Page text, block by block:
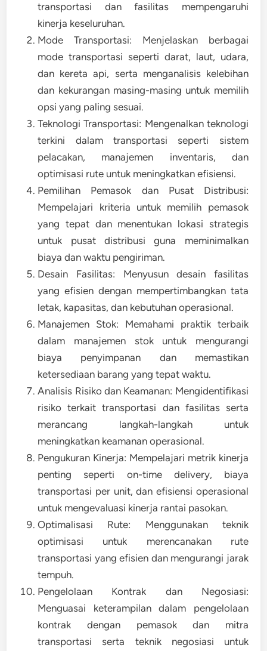
transportasi dan fasilitas mempengaruhi
kinerja keseluruhan.
Mode Transportasi: Menjelaskan berbagai
mode transportasi seperti darat, laut, udara,
dan kereta api, serta menganalisis kelebihan
dan kekurangan masing-masing untuk memilih
opsi yang paling sesuai.
Teknologi Transportasi: Mengenalkan teknologi
terkini dalam transportasi seperti sistem
pelacakan, manajemen inventaris, dan
optimisasi rute untuk meningkatkan efisiensi.
Pemilihan Pemasok dan Pusat Distribusi:
Mempelajari kriteria untuk memilih pemasok
yang tepat dan menentukan lokasi strategis
untuk pusat distribusi guna meminimalkan
biaya dan waktu pengiriman.
Desain Fasilitas: Menyusun desain fasilitas
yang efisien dengan mempertimbangkan tata
letak, kapasitas, dan kebutuhan operasional.
Manajemen Stok: Memahami praktik terbaik
dalam manajemen stok untuk mengurangi
biaya penyimpanan dan memastikan
ketersediaan barang yang tepat waktu.
Analisis Risiko dan Keamanan: Mengidentifikasi
risiko terkait transportasi dan fasilitas serta
merancang langkah-langkah untuk
meningkatkan keamanan operasional.
Pengukuran Kinerja: Mempelajari metrik kinerja
penting seperti on-time delivery, biaya
transportasi per unit, dan efisiensi operasional
untuk mengevaluasi kinerja rantai pasokan.
Optimalisasi Rute: Menggunakan teknik
optimisasi untuk merencanakan rute
transportasi yang efisien dan mengurangi jarak
tempuh.
Pengelolaan Kontrak dan Negosiasi:
Menguasai keterampilan dalam pengelolaan
kontrak dengan pemasok dan mitra
transportasi serta teknik negosiasi untuk